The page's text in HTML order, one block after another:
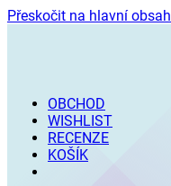
Přeskočit na hlavní obsah
OBCHOD
WISHLIST
RECENZE
KOŠÍK